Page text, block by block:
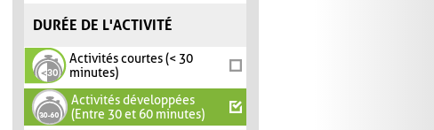
DURÉE DE L'ACTIVITÉ
Activités courtes (< 30
minutes)
Activités développées
(Entre 30 et 60 minutes)